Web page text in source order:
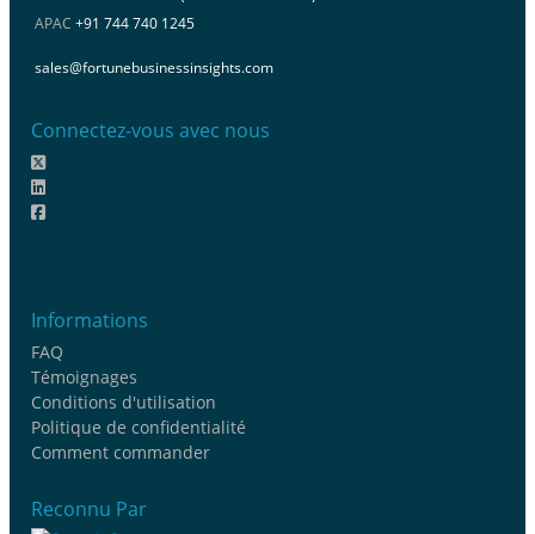
APAC +91 744 740 1245
sales@fortunebusinessinsights.com
Connectez-vous avec nous
Informations
FAQ
Témoignages
Conditions d'utilisation
Politique de confidentialité
Comment commander
Reconnu Par